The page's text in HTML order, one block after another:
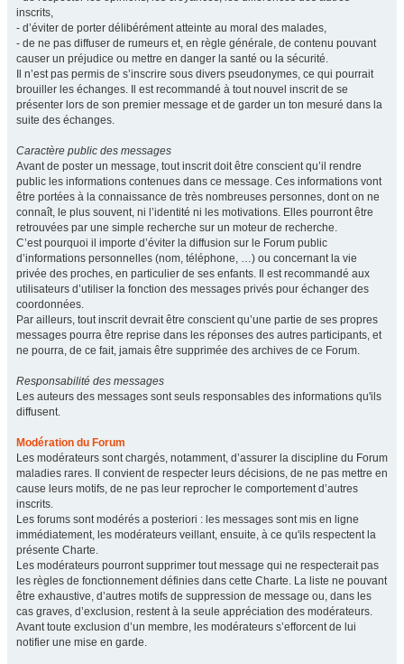
inscrits,
- d’éviter de porter délibérément atteinte au moral des malades,
- de ne pas diffuser de rumeurs et, en règle générale, de contenu pouvant
causer un préjudice ou mettre en danger la santé ou la sécurité.
Il n’est pas permis de s’inscrire sous divers pseudonymes, ce qui pourrait
brouiller les échanges. Il est recommandé à tout nouvel inscrit de se
présenter lors de son premier message et de garder un ton mesuré dans la
suite des échanges.
Caractère public des messages
Avant de poster un message, tout inscrit doit être conscient qu’il rendre
public les informations contenues dans ce message. Ces informations vont
être portées à la connaissance de très nombreuses personnes, dont on ne
connaît, le plus souvent, ni l’identité ni les motivations. Elles pourront être
retrouvées par une simple recherche sur un moteur de recherche.
C’est pourquoi il importe d’éviter la diffusion sur le Forum public
d’informations personnelles (nom, téléphone, …) ou concernant la vie
privée des proches, en particulier de ses enfants. Il est recommandé aux
utilisateurs d’utiliser la fonction des messages privés pour échanger des
coordonnées.
Par ailleurs, tout inscrit devrait être conscient qu’une partie de ses propres
messages pourra être reprise dans les réponses des autres participants, et
ne pourra, de ce fait, jamais être supprimée des archives de ce Forum.
Responsabilité des messages
Les auteurs des messages sont seuls responsables des informations qu'ils
diffusent.
Modération du Forum
Les modérateurs sont chargés, notamment, d’assurer la discipline du Forum
maladies rares. Il convient de respecter leurs décisions, de ne pas mettre en
cause leurs motifs, de ne pas leur reprocher le comportement d’autres
inscrits.
Les forums sont modérés a posteriori : les messages sont mis en ligne
immédiatement, les modérateurs veillant, ensuite, à ce qu'ils respectent la
présente Charte.
Les modérateurs pourront supprimer tout message qui ne respecterait pas
les règles de fonctionnement définies dans cette Charte. La liste ne pouvant
être exhaustive, d’autres motifs de suppression de message ou, dans les
cas graves, d’exclusion, restent à la seule appréciation des modérateurs.
Avant toute exclusion d’un membre, les modérateurs s’efforcent de lui
notifier une mise en garde.